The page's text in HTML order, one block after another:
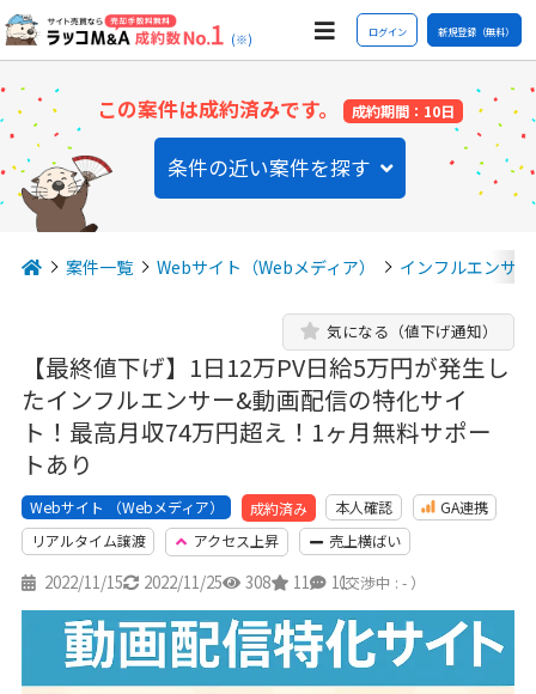
(※) ログイン 新規登録（無料）
この案件は成約済みです。 成約期間：10日
条件の近い案件を探す
案件一覧 Webサイト（Webメディア） インフルエンサー
【最終値下げ】1日12万PV日給5万円が発生し
たインフルエンサー&動画配信の特化サイ
ト！最高月収74万円超え！1ヶ月無料サポー
トあり
気になる（値下げ通知）
Webサイト （Webメディア） 成約済み 本人確認
GA連携
リアルタイム譲渡
アクセス上昇 売上横ばい
2022/11/15 2022/11/25 308 11 11
（交渉中 : - ）